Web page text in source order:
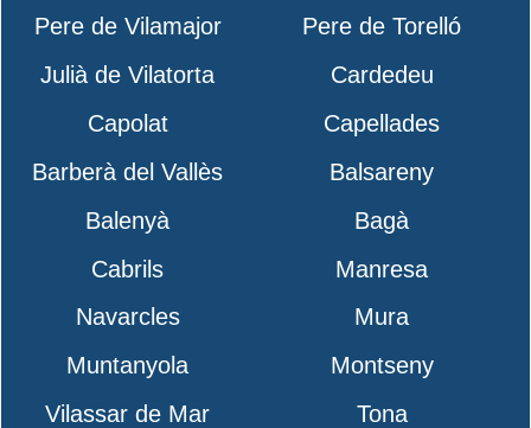
Pere de Vilamajor
Pere de Torelló
Julià de Vilatorta
Cardedeu
Capolat
Capellades
Barberà del Vallès
Balsareny
Balenyà
Bagà
Cabrils
Manresa
Navarcles
Mura
Muntanyola
Montseny
Vilassar de Mar
Tona